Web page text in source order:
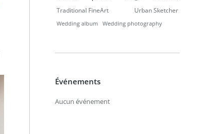
Traditional FineArt Urban Sketcher
Wedding album Wedding photography
Événements
Aucun événement